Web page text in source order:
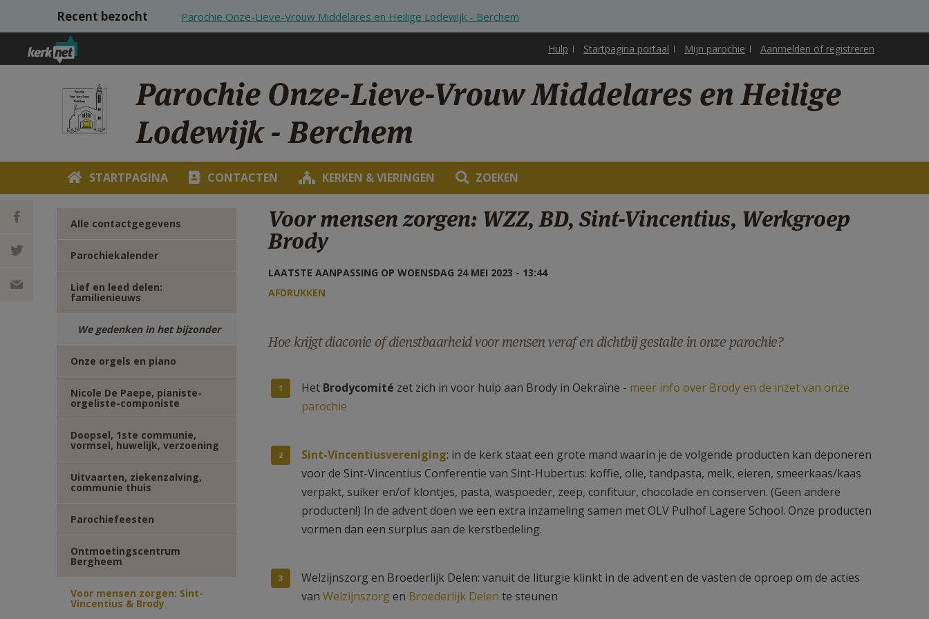
Overslaan en naar de inhoud gaan
Recent bezocht Parochie Onze-Lieve-Vrouw Middelares en Heilige Lodewijk - Berchem
Hulp Startpagina portaal Mijn parochie Aanmelden of registreren
Parochie Onze-Lieve-Vrouw Middelares en Heilige
Lodewijk - Berchem
STARTPAGINA CONTACTEN KERKEN & VIERINGEN ZOEKEN
DEEL OP
FACEBOOK
DEEL OP
Alle contactgegevens
Parochiekalender
Lief en leed delen:
familienieuws
We gedenken in het bijzonder
Onze orgels en piano
Nicole De Paepe, pianiste-
orgeliste-componiste
Doopsel, 1ste communie,
vormsel, huwelijk, verzoening
Uitvaarten, ziekenzalving,
communie thuis
Parochiefeesten
Ontmoetingscentrum
Bergheem
Voor mensen zorgen: Sint-
Vincentius & Brody
Voor mensen zorgen: WZZ, BD, Sint-Vincentius, Werkgroep
Brody
LAATSTE AANPASSING OP WOENSDAG 24 MEI 2023 - 13:44
AFDRUKKEN
Hoe krijgt diaconie of dienstbaarheid voor mensen veraf en dichtbij gestalte in onze parochie?
Het Brodycomité zet zich in voor hulp aan Brody in Oekraïne - meer info over Brody en de inzet van onze
parochie
Sint-Vincentiusvereniging: in de kerk staat een grote mand waarin je de volgende producten kan deponeren
voor de Sint-Vincentius Conferentie van Sint-Hubertus: koffie, olie, tandpasta, melk, eieren, smeerkaas/kaas
verpakt, suiker en/of klontjes, pasta, waspoeder, zeep, confituur, chocolade en conserven. (Geen andere
producten!) In de advent doen we een extra inzameling samen met OLV Pulhof Lagere School. Onze producten
vormen dan een surplus aan de kerstbedeling.
Welzijnszorg en Broederlijk Delen: vanuit de liturgie klinkt in de advent en de vasten de oproep om de acties
vanWelzijnszorgen Broederlijk Delen te steunen